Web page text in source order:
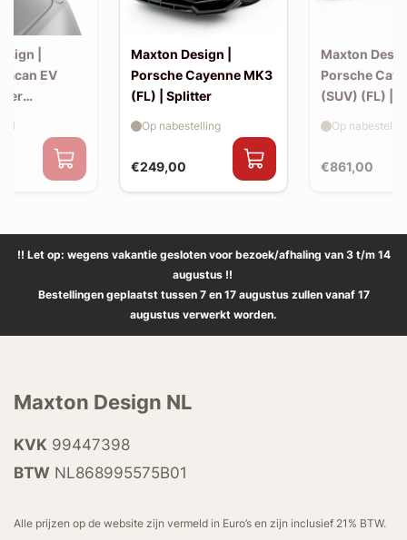
|
EV
Maxton Design |
Porsche Cayenne MK3
(FL) | Splitter
€249,00
Op nabestelling
Maxton
Porsche
(SUV) (FL) |
€861,00
Op
!! Let op: wegens vakantie gesloten voor bezoek/afhaling van 3 t/m 14
augustus !!
Bestellingen geplaatst tussen 7 en 17 augustus zullen vanaf 17
augustus verwerkt worden.
Maxton Design NL
KVK 99447398
BTW NL868995575B01
Alle prijzen op de website zijn vermeld in Euro’s en zijn inclusief 21% BTW.